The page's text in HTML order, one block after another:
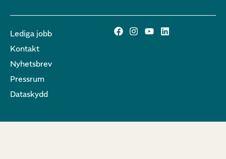
Lediga jobb
Kontakt
Nyhetsbrev
Pressrum
Dataskydd